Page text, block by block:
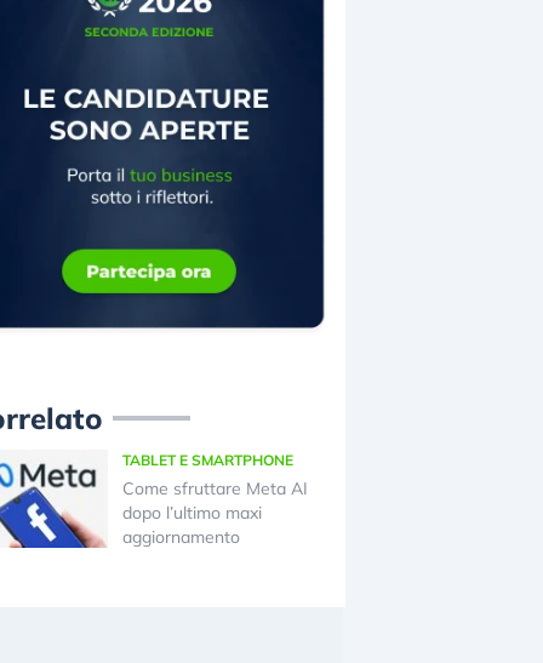
TABLET E SMARTPHONE
Come sfruttare Meta AI
dopo l’ultimo maxi
aggiornamento